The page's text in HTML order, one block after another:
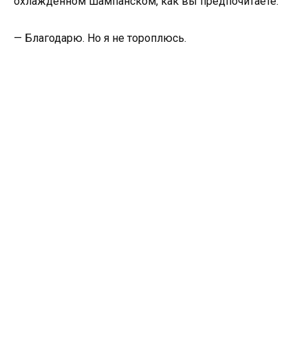
— Благодарю. Но я не тороплюсь.